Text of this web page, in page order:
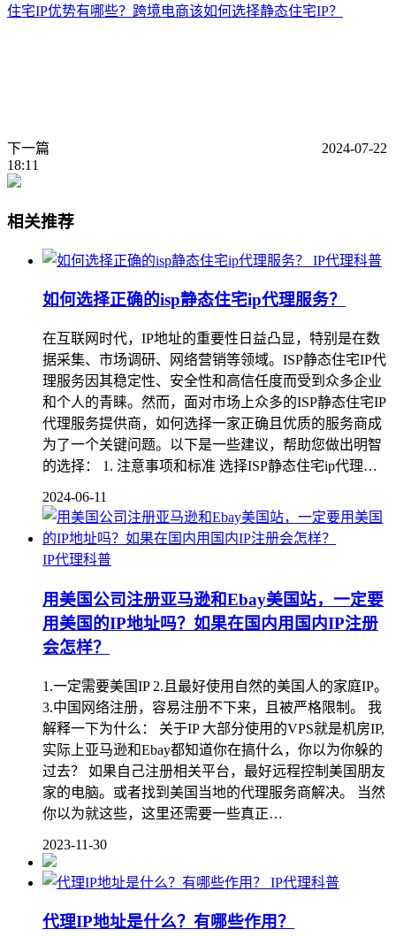
住宅IP优势有哪些？跨境电商该如何选择静态住宅IP？
下一篇
2024-07-22
18:11
相关推荐
IP代理科普
如何选择正确的isp静态住宅ip代理服务？
在互联网时代，IP地址的重要性日益凸显，特别是在数
据采集、市场调研、网络营销等领域。ISP静态住宅IP代
理服务因其稳定性、安全性和高信任度而受到众多企业
和个人的青睐。然而，面对市场上众多的ISP静态住宅IP
代理服务提供商，如何选择一家正确且优质的服务商成
为了一个关键问题。以下是一些建议，帮助您做出明智
的选择： 1. 注意事项和标准 选择ISP静态住宅ip代理…
2024-06-11
IP代理科普
用美国公司注册亚马逊和Ebay美国站，一定要
用美国的IP地址吗？如果在国内用国内IP注册
会怎样？
1.一定需要美国IP 2.且最好使用自然的美国人的家庭IP。
3.中国网络注册，容易注册不下来，且被严格限制。 我
解释一下为什么： 关于IP 大部分使用的VPS就是机房IP,
实际上亚马逊和Ebay都知道你在搞什么，你以为你躲的
过去？ 如果自己注册相关平台，最好远程控制美国朋友
家的电脑。或者找到美国当地的代理服务商解决。 当然
你以为就这些，这里还需要一些真正…
2023-11-30
IP代理科普
代理IP地址是什么？有哪些作用？